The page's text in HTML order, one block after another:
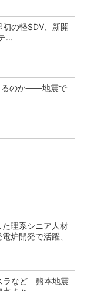
初の軽SDV、新開
...
るのか――地震で
た理系シニア人材
炉開発で活躍、
ラなど 熊本地震